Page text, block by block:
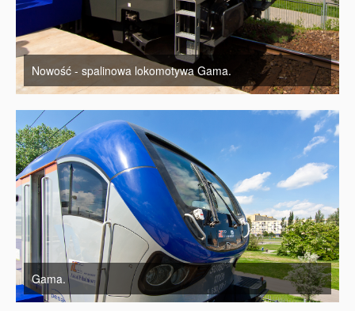
Nowość - spalinowa lokomotywa Gama.
Gama.